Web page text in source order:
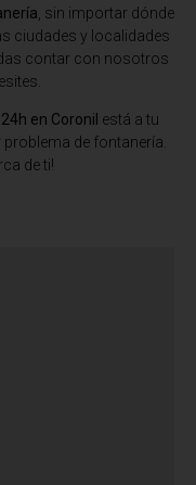
, sin importar dónde
ciudades y localidades
contar con nosotros
en Coronil está a tu
de fontanería.
de ti!